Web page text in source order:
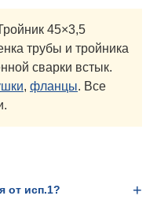
45×3,5
трубы и тройника
сварки встык.
, фланцы. Все
от исп.1?